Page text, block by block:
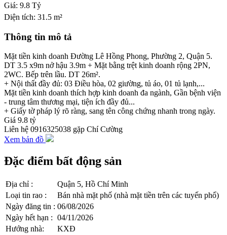
Giá: 9.8 Tỷ
Diện tích: 31.5 m²
Thông tin mô tả
Mặt tiền kinh doanh Đường Lê Hồng Phong, Phường 2, Quận 5.
DT 3.5 x9m nở hậu 3.9m + Mặt bằng trệt kinh doanh rộng 2PN,
2WC. Bếp trên lầu. DT 26m².
+ Nội thất đầy đủ: 03 Điều hòa, 02 giường, tủ áo, 01 tủ lạnh,...
Mặt tiền kinh doanh thích hợp kinh doanh đa ngành, Gần bệnh viện
- trung tâm thương mại, tiện ích đầy đủ...
+ Giấy tờ pháp lý rõ ràng, sang tên công chứng nhanh trong ngày.
Giá 9.8 tỷ
Liên hệ 0916325038 gặp Chí Cường
Xem bản đồ
Đặc điểm bất động sản
Địa chỉ :
Quận 5, Hồ Chí Minh
Loại tin rao :
Bán nhà mặt phố (nhà mặt tiền trên các tuyến phố)
Ngày đăng tin : 06/08/2026
Ngày hết hạn : 04/11/2026
Hướng nhà:
KXĐ